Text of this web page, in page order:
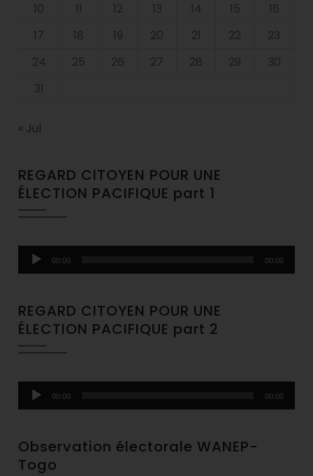
10
11 12 13 14 15
16
17
18 19 20 21 22
23
24
25 26 27 28 29
30
31
« Jul
REGARD CITOYEN POUR UNE
ÉLECTION PACIFIQUE part 1
Audio
Player
00:00 00:00
REGARD CITOYEN POUR UNE
ÉLECTION PACIFIQUE part 2
Audio
Player
00:00 00:00
Observation électorale WANEP-
Togo